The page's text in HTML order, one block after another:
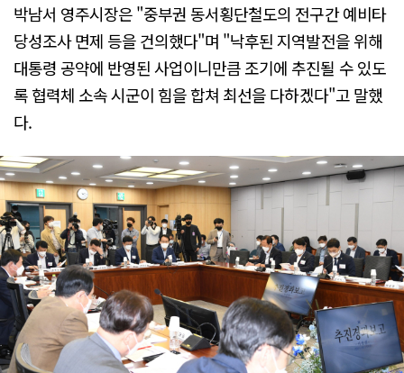
박남서 영주시장은 "중부권 동서횡단철도의 전구간 예비타
당성조사 면제 등을 건의했다"며 "낙후된 지역발전을 위해
대통령 공약에 반영된 사업이니만큼 조기에 추진될 수 있도
록 협력체 소속 시군이 힘을 합쳐 최선을 다하겠다"고 말했
다.